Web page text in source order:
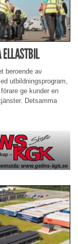
beroende av
utbildningsprogram,
ge kunder en
Detsamma